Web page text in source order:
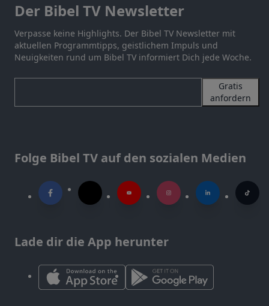
Der Bibel TV Newsletter
Verpasse keine Highlights. Der Bibel TV Newsletter mit
aktuellen Programmtipps, geistlichem Impuls und
Neuigkeiten rund um Bibel TV informiert Dich jede Woche.
Gratis
anfordern
Folge Bibel TV auf den sozialen Medien
Lade dir die App herunter